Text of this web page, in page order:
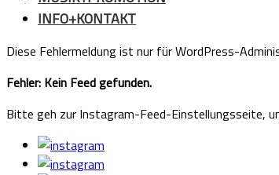
INFO+KONTAKT
Diese Fehlermeldung ist nur für WordPress-
Fehler: Kein Feed gefunden.
Bitte geh zur Instagram-Feed-Einstellungsseite,